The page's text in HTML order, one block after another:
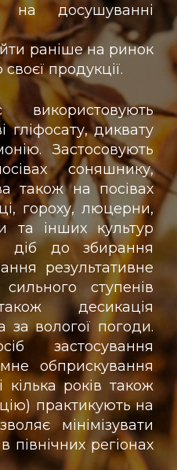
на досушуванні
раніше на ринок
продукції.
гліфосату, диквату
Застосовують
соняшнику,
також на посівах
гороху, люцерни,
та інших культур
діб до збирання
результативне
ступенів
десикація
за вологої погоди.
застосування
обприскування
кілька років також
практикують на
мінімізувати
північних регіонах